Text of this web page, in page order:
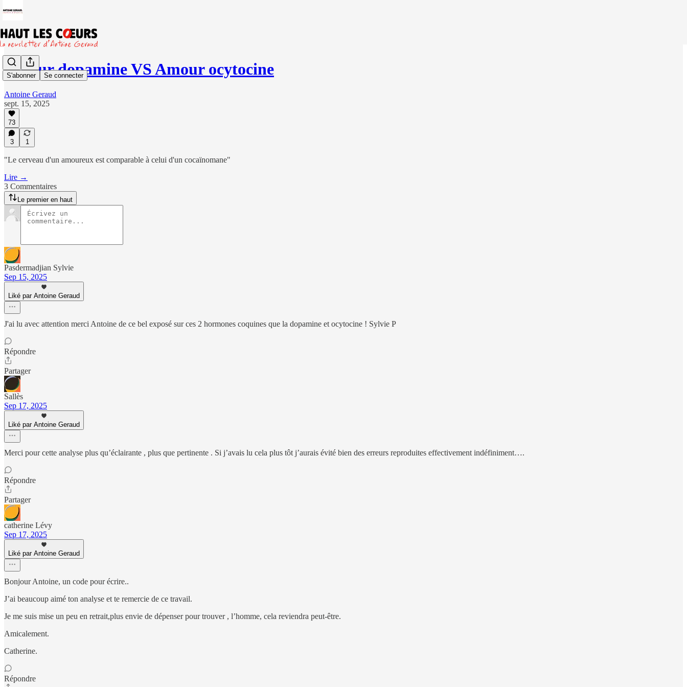
S'abonner Se connecter
Amour dopamine VS Amour ocytocine
Antoine Geraud
sept. 15, 2025
73
3 1
"Le cerveau d'un amoureux est comparable à celui d'un cocaïnomane"
Lire →
3 Commentaires
Le premier en haut
Pasdermadjian Sylvie
Sep 15, 2025
Liké par Antoine Geraud
J'ai lu avec attention merci Antoine de ce bel exposé sur ces 2 hormones coquines que la dopamine et ocytocine ! Sylvie P
Répondre
Partager
Sallès
Sep 17, 2025
Liké par Antoine Geraud
Merci pour cette analyse plus qu’éclairante , plus que pertinente . Si j’avais lu cela plus tôt j’aurais évité bien des erreurs reproduites effectivement indéfiniment….
Répondre
Partager
catherine Lévy
Sep 17, 2025
Liké par Antoine Geraud
Bonjour Antoine, un code pour écrire..
J’ai beaucoup aimé ton analyse et te remercie de ce travail.
Je me suis mise un peu en retrait,plus envie de dépenser pour trouver , l’homme, cela reviendra peut-être.
Amicalement.
Catherine.
Répondre